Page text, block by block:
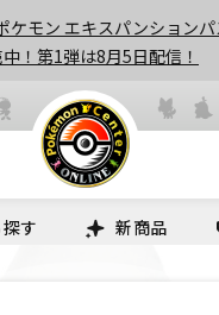
ケモン エキスパンションパ
！第1弾は8月5日配信！
す 新商品